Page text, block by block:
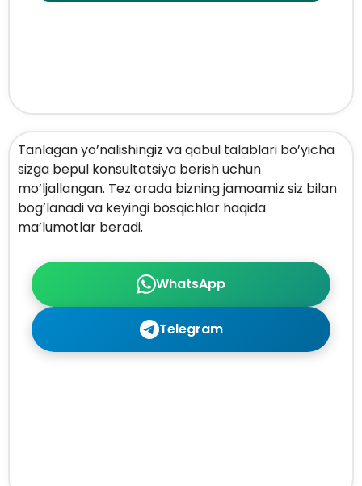
WhatsApp
Telegram
Tanlagan yo’nalishingiz va qabul talablari bo’yicha
sizga bepul konsultatsiya berish uchun
mo’ljallangan. Tez orada bizning jamoamiz siz bilan
bog’lanadi va keyingi bosqichlar haqida
ma’lumotlar beradi.